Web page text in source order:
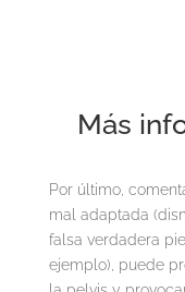
Más
Por último,
mal adaptada
falsa verdadera
ejemplo), puede